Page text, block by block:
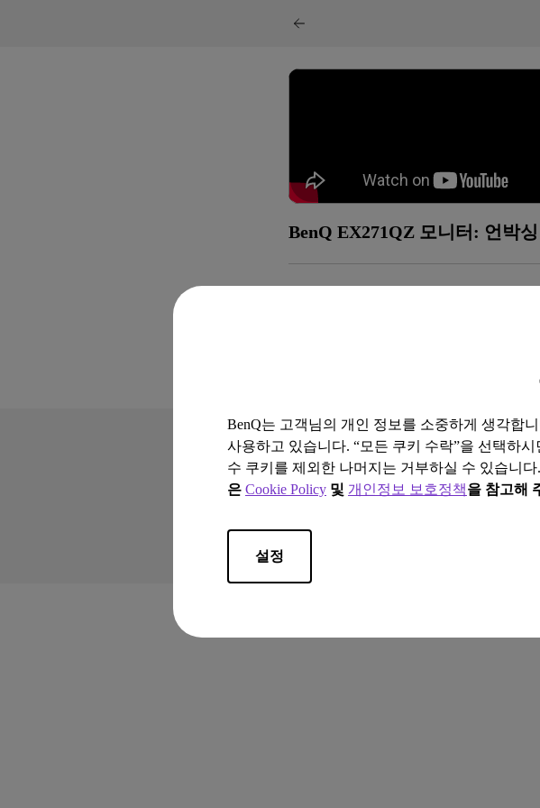
BenQ는 고객님의 개인 정보를 소중하게 생각합
사용하고 있습니다. “모든 쿠키 수락”을 선택하
수 쿠키를 제외한 나머지는 거부하실 수 있습니
은 Cookie Policy 및 개인정보 보호정책을 참고해
설정
BenQ EX271QZ 모니터: 언박